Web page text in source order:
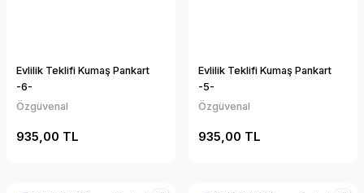
Evlilik Teklifi Kumaş Pankart
-6-
Özgüvenal
935,00 TL
Evlilik Teklifi Kumaş Pankart
-5-
Özgüvenal
935,00 TL